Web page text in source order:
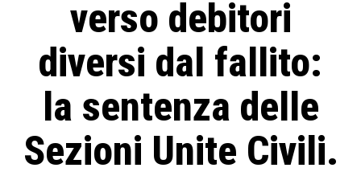
verso debitori
diversi dal fallito:
la sentenza delle
Sezioni Unite Civili.